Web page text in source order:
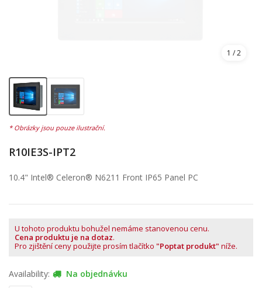
1 / 2
R10IE3S-IPT2
10.4" Intel® Celeron® N6211 Front IP65 Panel PC
U tohoto produktu bohužel nemáme stanovenou cenu.
Cena produktu je na dotaz.
Pro zjištění ceny použijte prosím tlačítko "Poptat produkt" níže.
Availability: Na objednávku